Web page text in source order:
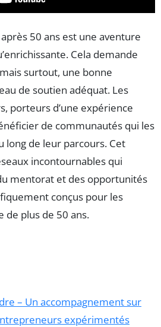
50 ans est une aventure
Cela demande
surtout, une bonne
de soutien adéquat. Les
porteurs d’une expérience
de communautés qui les
long de leur parcours. Cet
incontournables qui
mentorat et des opportunités
conçus pour les
de plus de 50 ans.
– Un accompagnement sur
expérimentés